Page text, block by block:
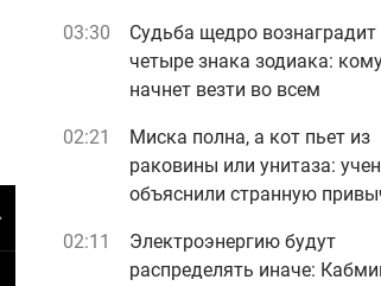
03:30
Судьба щедро вознаградит
четыре знака зодиака:
начнет везти во всем
02:21
Миска полна, а кот пьет из
раковины или унитаза:
объяснили странную
02:11
Электроэнергию будут
распределять иначе: